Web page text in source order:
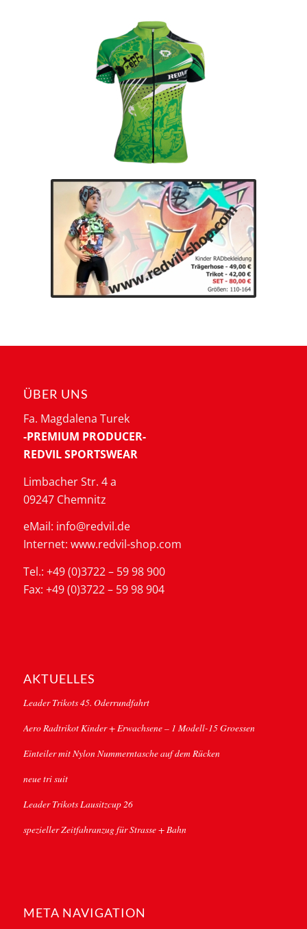
ÜBER UNS
Fa. Magdalena Turek
-PREMIUM PRODUCER-
REDVIL SPORTSWEAR
Limbacher Str. 4 a
09247 Chemnitz
eMail: info@redvil.de
Internet: www.redvil-shop.com
Tel.: +49 (0)3722 – 59 98 900
Fax: +49 (0)3722 – 59 98 904
AKTUELLES
Leader Trikots 45. Oderrundfahrt
Aero Radtrikot Kinder + Erwachsene – 1 Modell-15 Groessen
Einteiler mit Nylon Nummerntasche auf dem Rücken
neue tri suit
Leader Trikots Lausitzcup 26
spezieller Zeitfahranzug für Strasse + Bahn
META NAVIGATION